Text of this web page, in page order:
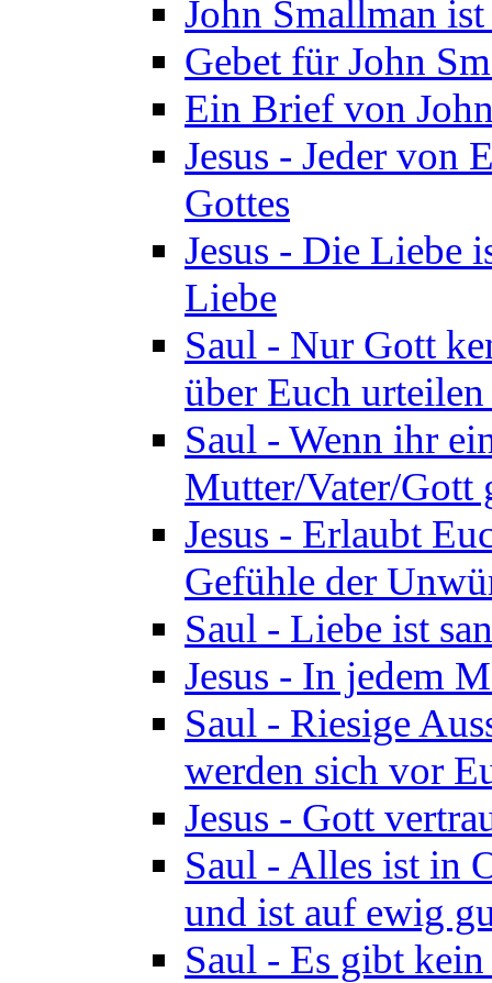
John Smallman
Gebet für John
Ein Brief von
Jesus - Jeder von
Gottes
Jesus - Die Liebe
Liebe
Saul - Nur Gott
über Euch
Saul - Wenn ihr
Mutter/Vater/Gott
Jesus - Erlaubt
Gefühle der
Saul - Liebe ist
Jesus - In jedem
Saul - Riesige
werden sich vor
Jesus - Gott
Saul - Alles ist in
und ist auf ewig
Saul - Es gibt